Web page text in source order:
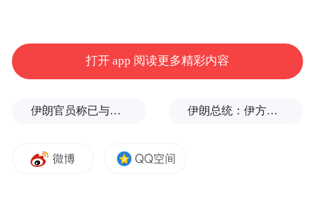
打开 app 阅读更多精彩内容
伊朗官员称已与阿曼就霍尔木兹海峡通行问题明确总体框架 伊朗总统：伊方未在涉谅解备忘录的谈判中作任何让步